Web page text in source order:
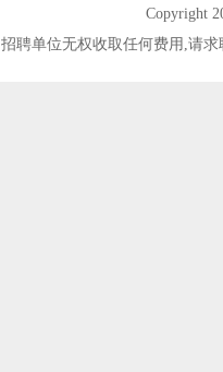
Copyright
招聘单位无权收取任何费用,请